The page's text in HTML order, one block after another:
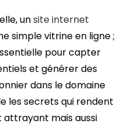
unsite internet
simple vitrine en ligne ;
pour capter
et générer des
dans le domaine
les secrets qui rendent
attrayant mais aussi